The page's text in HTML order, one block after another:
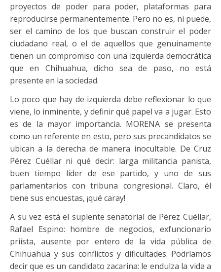
proyectos de poder para poder, plataformas para
reproducirse permanentemente. Pero no es, ni puede,
ser el camino de los que buscan construir el poder
ciudadano real, o el de aquellos que genuinamente
tienen un compromiso con una izquierda democrática
que en Chihuahua, dicho sea de paso, no está
presente en la sociedad.
Lo poco que hay de izquierda debe reflexionar lo que
viene, lo inminente, y definir qué papel va a jugar. Esto
es de la mayor importancia. MORENA se presenta
como un referente en esto, pero sus precandidatos se
ubican a la derecha de manera inocultable. De Cruz
Pérez Cuéllar ni qué decir: larga militancia panista,
buen tiempo líder de ese partido, y uno de sus
parlamentarios con tribuna congresional. Claro, él
tiene sus encuestas, ¡qué caray!
A su vez está el suplente senatorial de Pérez Cuéllar,
Rafael Espino: hombre de negocios, exfuncionario
priísta, ausente por entero de la vida pública de
Chihuahua y sus conflictos y dificultades. Podríamos
decir que es un candidato zacarina: le endulza la vida a